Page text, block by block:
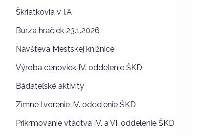
Škriatkovia v I.A
Burza hračiek 23.1.2026
Návšteva Mestskej knižnice
Výroba cenoviek IV. oddelenie ŠKD
Bádateľské aktivity
Zimné tvorenie IV. oddelenie ŠKD
Prikrmovanie vtáctva IV. a VI. oddelenie ŠKD